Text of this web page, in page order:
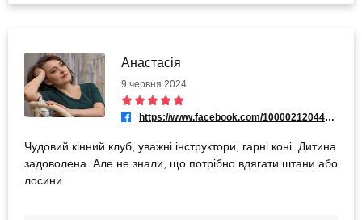
Анастасія
9 червня 2024
https://www.facebook.com/100002120443954
Чудовий кінний клуб, уважні інструктори, гарні коні. Дитина
задоволена. Але не знали, що потрібно вдягати штани або
лосини